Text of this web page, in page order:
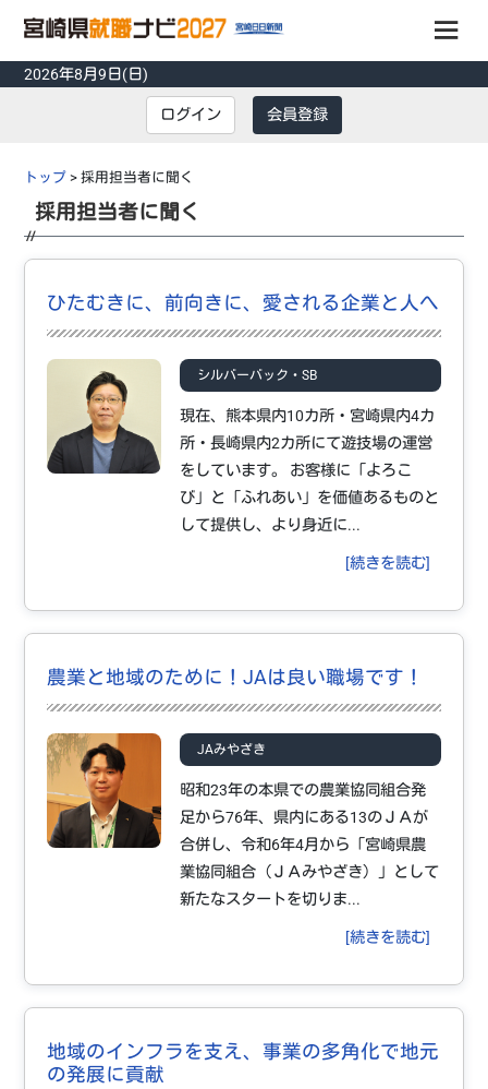
会員登録
先輩の声
採用担当者に聞く
イベント
説明会
試験情報
お問い合わせフォーム
よくあるご質問
2026年8月9日(日)
ログイン 会員登録
トップ > 採用担当者に聞く
採用担当者に聞く
ひたむきに、前向きに、愛される企業と人へ
シルバーバック・SB
現在、熊本県内10カ所・宮崎県内4カ
所・長崎県内2カ所にて遊技場の運営
をしています。 お客様に「よろこ
び」と「ふれあい」を価値あるものと
して提供し、より身近に...
[続きを読む]
農業と地域のために！JAは良い職場です！
JAみやざき
昭和23年の本県での農業協同組合発
足から76年、県内にある13のＪＡが
合併し、令和6年4月から「宮崎県農
業協同組合（ＪＡみやざき）」として
新たなスタートを切りま...
[続きを読む]
地域のインフラを支え、事業の多角化で地元
の発展に貢献